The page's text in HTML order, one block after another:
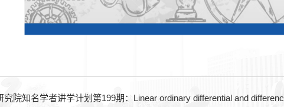
究院知名学者讲学计划第199期：Linear ordinary differential and